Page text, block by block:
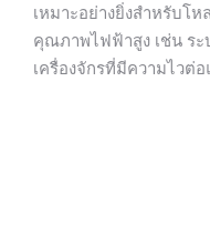
เหมาะอย่างยิ่งสำหรับโ
คุณภาพไฟฟ้าสูง เช่น ระ
เครื่องจักรที่มีความไวต่